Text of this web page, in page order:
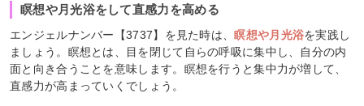
瞑想や月光浴をして直感力を高める
エンジェルナンバー【3737】を見た時は、瞑想や月光浴を実践し
ましょう。瞑想とは、目を閉じて自らの呼吸に集中し、自分の内
面と向き合うことを意味します。瞑想を行うと集中力が増して、
直感力が高まっていくでしょう。